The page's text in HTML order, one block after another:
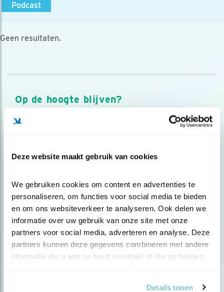
Deze website maakt gebruik van cookies
We gebruiken cookies om content en advertenties te
personaliseren, om functies voor social media te bieden
en om ons websiteverkeer te analyseren. Ook delen we
informatie over uw gebruik van onze site met onze
partners voor social media, adverteren en analyse. Deze
partners kunnen deze gegevens combineren met andere
informatie die u aan ze heeft verstrekt of die ze hebben
Details tonen
Podcast
Geen resultaten.
Op de hoogte blijven?
Meld je aan en ontvang nieuws, inspiratie, acties en tips
over vogels en activiteiten van Vogelbescherming.